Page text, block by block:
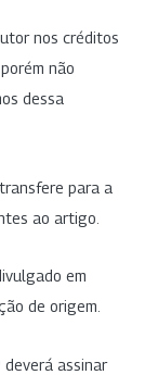
nos créditos
não
dessa
para a
ao artigo.
em
de origem.
assinar